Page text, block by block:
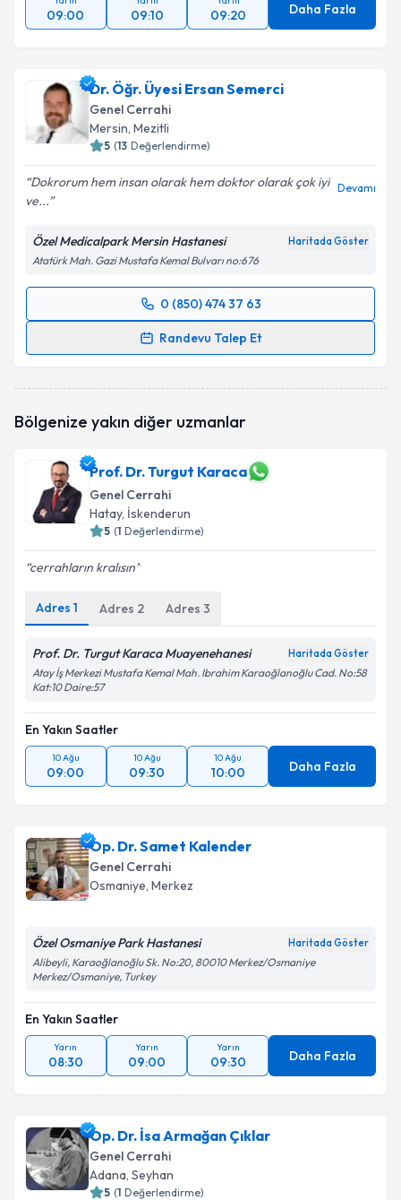
09:00 09:10 09:20 Daha Fazla
Dr. Öğr. Üyesi Ersan Semerci
Genel Cerrahi
Mersin, Mezitli
5 (13 Değerlendirme)
Dokrorum hem insan olarak hem doktor olarak çok iyi
ve...
Devamı
Özel Medicalpark Mersin Hastanesi Haritada Göster
Atatürk Mah. Gazi Mustafa Kemal Bulvarı no:676
0 (850) 474 37 63
Randevu Talep Et
Randevu Takvimi Talebi
talebi oluşturun. Size bu uzmandan randevu almanız
bilgilendireceğiz.
E-posta Adresiniz
Kişisel verilerimin işlenmesine ilişkinAydınlatma
Metni'ni okudum ve kişisel verilerimin belirtilen
Bölgenize yakın diğer uzmanlar
Prof. Dr. Turgut Karaca
Genel Cerrahi
Hatay, İskenderun
5 (1 Değerlendirme)
cerrahların kralısın
Adres 1 Adres 2 Adres 3
Prof. Dr. Turgut Karaca Muayenehanesi Haritada Göster
Atay İş Merkezi Mustafa Kemal Mah. Ibrahim Karaoğlanoğlu Cad. No:58
Kat:10 Daire:57
En Yakın Saatler
10 Ağu
09:00
10 Ağu
09:30
10 Ağu
10:00 Daha Fazla
Op. Dr. Samet Kalender
Genel Cerrahi
Osmaniye, Merkez
Özel Osmaniye Park Hastanesi Haritada Göster
Alibeyli, Karaoğlanoğlu Sk. No:20, 80010 Merkez/Osmaniye
Merkez/Osmaniye, Turkey
En Yakın Saatler
Yarın
08:30
Yarın
09:00
Yarın
09:30 Daha Fazla
Op. Dr. İsa Armağan Çıklar
Genel Cerrahi
Adana, Seyhan
5 (1 Değerlendirme)